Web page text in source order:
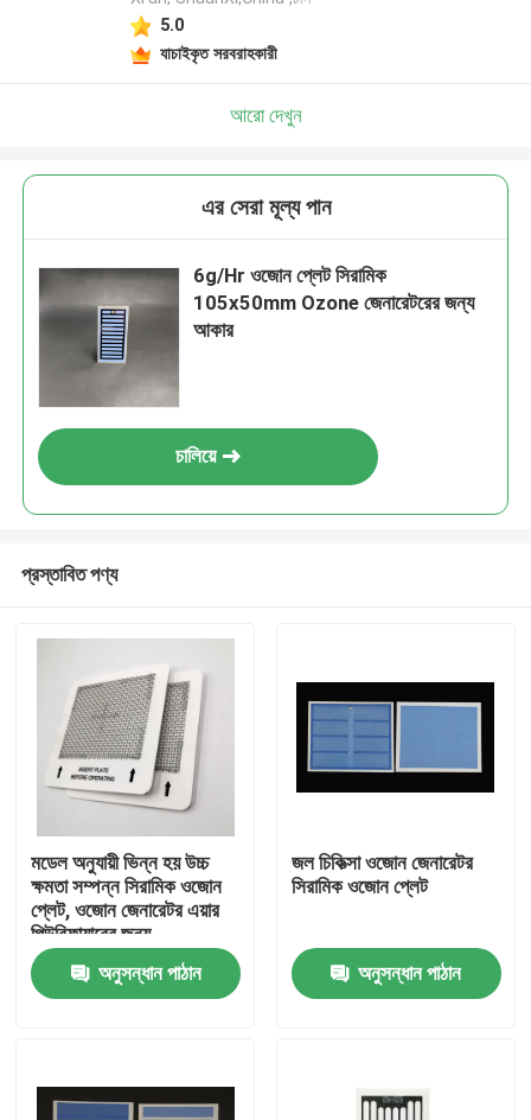
পণ্য
5.0
যাচাইকৃত সরবরাহকারী
আরো দেখুন
এর সেরা মূল্য পান
6g/Hr ওজোন প্লেট সিরামিক
105x50mm Ozone জেনারেটরের জন্য
আকার
চালিয়ে
প্রস্তাবিত পণ্য
মডেল অনুযায়ী ভিন্ন হয় উচ্চ
ক্ষমতা সম্পন্ন সিরামিক ওজোন
প্লেট, ওজোন জেনারেটর এয়ার
পিউরিফায়ারের জন্য
অনুসন্ধান পাঠান
জল চিকিত্সা ওজোন জেনারেটর
সিরামিক ওজোন প্লেট
অনুসন্ধান পাঠান